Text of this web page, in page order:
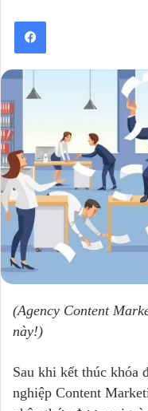
(Agency Content
này!)
Sau khi kết thúc khóa
nghiệp Content